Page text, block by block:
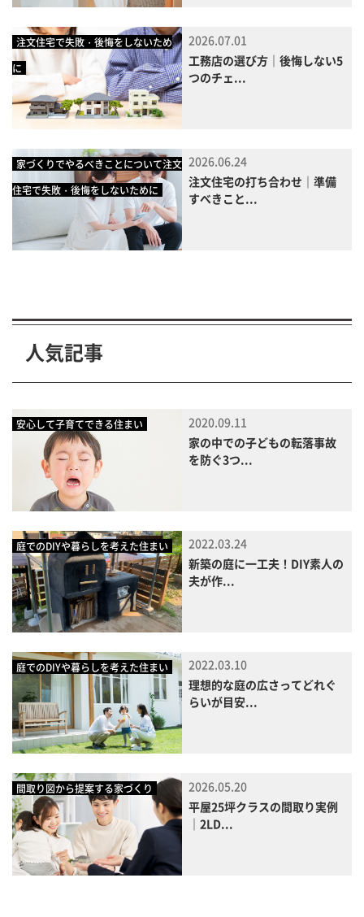
注文住宅で失敗・後悔をしないため
に
2026.07.01
工務店の選び方｜後悔しない5
つのチェ...
家づくりでやるべきことについて注文
住宅で失敗・後悔をしないために
2026.06.24
注文住宅の打ち合わせ｜準備
すべきこと...
人気記事
安心して子育てできる住まい
2020.09.11
家の中での子どもの転落事故
を防ぐ3つ...
庭でのDIYや暮らしを考えた住まい
2022.03.24
新築の庭に一工夫！DIY素人の
夫が作...
庭でのDIYや暮らしを考えた住まい
2022.03.10
理想的な庭の広さってどれぐ
らいが目安...
間取り図から提案する家づくり
2026.05.20
平屋25坪クラスの間取り実例
｜2LD...